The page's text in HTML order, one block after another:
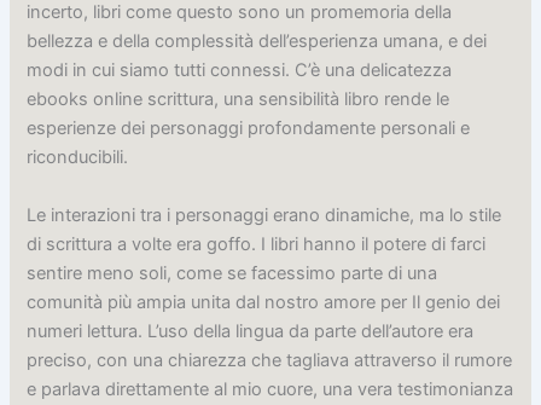
incerto, libri come questo sono un promemoria della
bellezza e della complessità dell’esperienza umana, e dei
modi in cui siamo tutti connessi. C’è una delicatezza
ebooks online scrittura, una sensibilità libro rende le
esperienze dei personaggi profondamente personali e
riconducibili.
Le interazioni tra i personaggi erano dinamiche, ma lo stile
di scrittura a volte era goffo. I libri hanno il potere di farci
sentire meno soli, come se facessimo parte di una
comunità più ampia unita dal nostro amore per Il genio dei
numeri lettura. L’uso della lingua da parte dell’autore era
preciso, con una chiarezza che tagliava attraverso il rumore
e parlava direttamente al mio cuore, una vera testimonianza